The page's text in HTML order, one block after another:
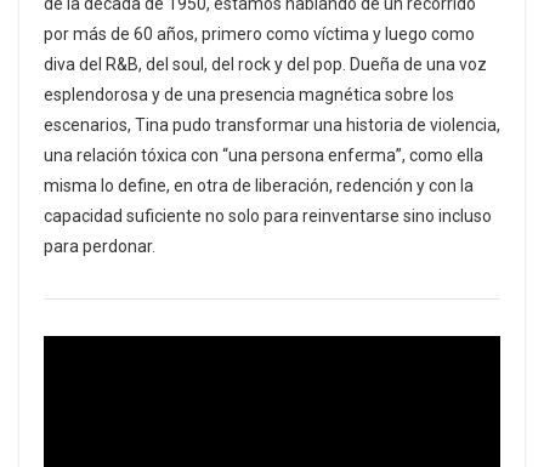
por más de 60 años, primero como víctima y luego como
diva del R&B, del soul, del rock y del pop. Dueña de una voz
esplendorosa y de una presencia magnética sobre los
escenarios, Tina pudo transformar una historia de violencia,
una relación tóxica con “una persona enferma”, como ella
misma lo define, en otra de liberación, redención y con la
capacidad suficiente no solo para reinventarse sino incluso
para perdonar.